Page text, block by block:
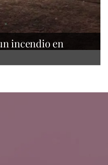
incendio en